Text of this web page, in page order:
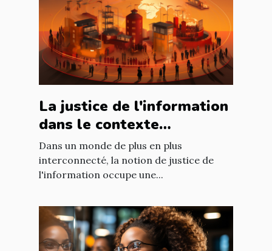
La justice de l'information
dans le contexte
international : enjeux et
défis
Dans un monde de plus en plus
interconnecté, la notion de justice de
l'information occupe une...